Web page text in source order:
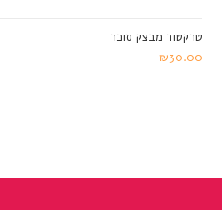
טרקטור מבצק סוכר
₪30.00